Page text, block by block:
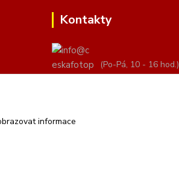
Kontakty
(Po-Pá, 10 - 16 hod.)
informace